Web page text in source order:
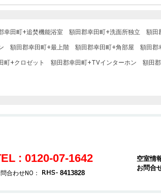
幸田町+追焚機能浴室 額田郡幸田町+洗面所独立 額田
額田郡幸田町+最上階 額田郡幸田町+角部屋 額田郡
町+クロゼット 額田郡幸田町+TVインターホン 額田
: 0120-07-1642
合わせNO： 8413828
空室情
お問合